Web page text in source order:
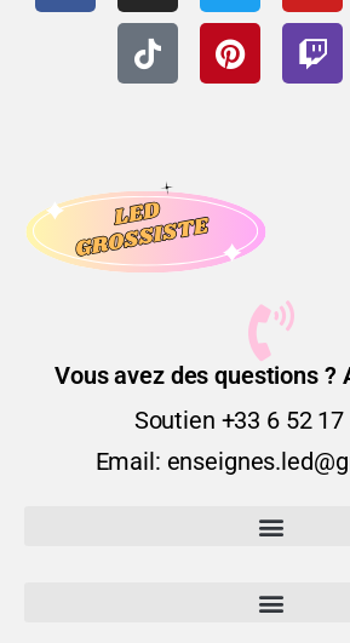
Vous avez des questions ?
Soutien +33 6 52 17
Email: